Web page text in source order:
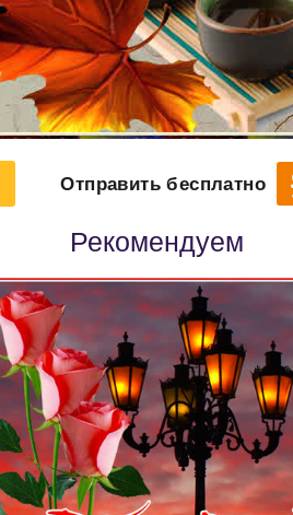
Отправить бесплатно
Рекомендуем